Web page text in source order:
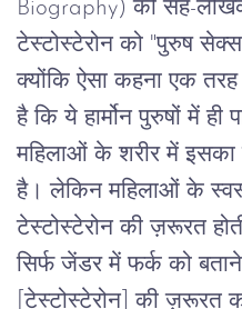
Biography) की सह-
टेस्टोस्टेरोन को "पुरुष सेक्स
क्योंकि ऐसा कहना एक तरह
है कि ये हार्मोन पुरुषों में ही
महिलाओं के शरीर में इसका
है। लेकिन महिलाओं के
टेस्टोस्टेरोन की ज़रूरत
सिर्फ जेंडर में फर्क को बताने
[टेस्टोस्टेरोन ] की ज़रूरत